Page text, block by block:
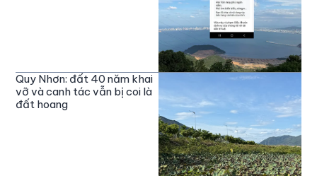
Quy Nhơn: đất 40 năm khai
vỡ và canh tác vẫn bị coi là
đất hoang